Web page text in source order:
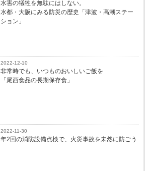
水害の犠牲を無駄にはしない。
水都・大阪にみる防災の歴史「津波・高潮ステー
ション」
2022-12-10
非常時でも、いつものおいしいご飯を
「尾西食品の長期保存食」
2022-11-30
年2回の消防設備点検で、火災事故を未然に防ごう